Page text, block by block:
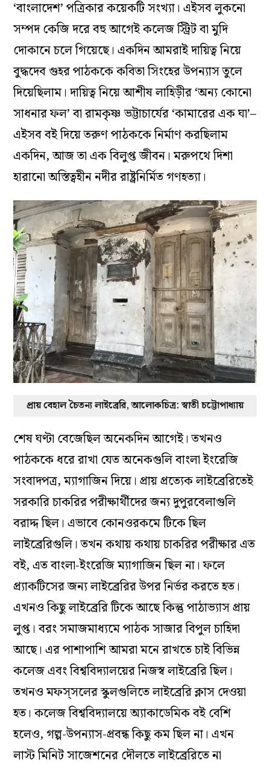
‘বাংলাদেশ’ পত্রিকার কয়েকটি সংখ্যা। এইসব লুকনো
সম্পদ কেজি দরে বহু আগেই কলেজ স্ট্রিট বা মুদি
দোকানে চলে গিয়েছে। একদিন আমরাই দায়িত্ব নিয়ে
বুদ্ধদেব গুহর পাঠককে কবিতা সিংহের উপন্যাস তুলে
দিয়েছিলাম। দায়িত্ব নিয়ে আশীষ লাহিড়ীর ‘অন্য কোনো
সাধনার ফল’ বা রামকৃষ্ণ ভট্টাচার্যের ‘কামারের এক ঘা’–
এইসব বই দিয়ে তরুণ পাঠককে নির্মাণ করছিলাম
একদিন, আজ তা এক বিলুপ্ত জীবন। মরুপথে দিশা
হারানো অস্তিত্বহীন নদীর রাষ্ট্রনির্মিত গণহত্যা।
প্রায় বেহাল চৈতন্য লাইব্রেরি, আলোকচিত্র: স্বাতী চট্টোপাধ্যায়
শেষ ঘণ্টা বেজেছিল অনেকদিন আগেই। তখনও
পাঠককে ধরে রাখা যেত অনেকগুলি বাংলা ইংরেজি
সংবাদপত্র, ম্যাগাজিন দিয়ে। প্রায় প্রত্যেক লাইব্রেরিতেই
সরকারি চাকরির পরীক্ষার্থীদের জন্য দুপুরবেলাগুলি
বরাদ্দ ছিল। এভাবে কোনওরকমে টিকে ছিল
লাইব্রেরিগুলি। তখন কথায় কথায় চাকরির পরীক্ষার এত
বই, এত বাংলা-ইংরেজি ম্যাগাজিন ছিল না। ফলে
প্র্যাকটিসের জন্য লাইব্রেরির উপর নির্ভর করতে হত।
এখনও কিছু লাইব্রেরি টিকে আছে কিন্তু পাঠাভ্যাস প্রায়
লুপ্ত। বরং সমাজমাধ্যমে পাঠক সাজার বিপুল চাহিদা
আছে। এর পাশাপাশি আমরা মনে রাখতে চাই বিভিন্ন
কলেজ এবং বিশ্ববিদ্যালয়ের নিজস্ব লাইব্রেরি ছিল।
তখনও মফস্‌সলের স্কুলগুলিতে লাইব্রেরি ক্লাস দেওয়া
হত। কলেজ বিশ্ববিদ্যালয়ে অ্যাকাডেমিক বই বেশি
হলেও, গল্প-উপন্যাস-প্রবন্ধ কিছু কম ছিল না। এখন
লাস্ট মিনিট সাজেশনের দৌলতে লাইব্রেরিতে না